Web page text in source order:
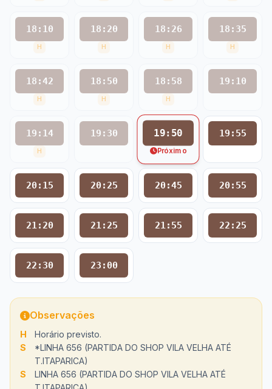
18:10
H
18:20
H
18:26
H
18:35
H
18:42
H
18:50
H
18:58
H
19:10
19:14
H
19:30 19:50
Próximo
19:55
20:15 20:25 20:45 20:55
21:20 21:25 21:55 22:25
22:30 23:00
Observações
H
Horário previsto.
S
*LINHA 656 (PARTIDA DO SHOP VILA VELHA ATÉ
T.ITAPARICA)
S
LINHA 656 (PARTIDA DO SHOP VILA VELHA ATÉ